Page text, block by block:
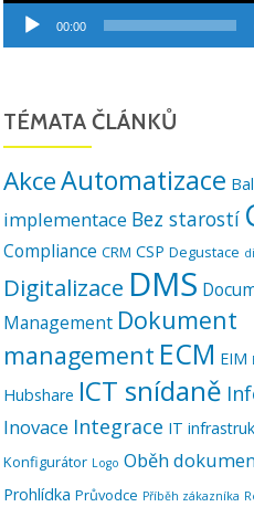
00:00
TÉMATA ČLÁNKŮ
AkceAutomatizace
implementace Bez starostí
Compliance CRM CSP Degustace
Digitalizace DMS
Management Dokument
management ECM EIM
Hubshare ICT snídaně
Inovace Integrace IT
Konfigurátor Logo Oběh
Prohlídka Průvodce Příběh zákazníka